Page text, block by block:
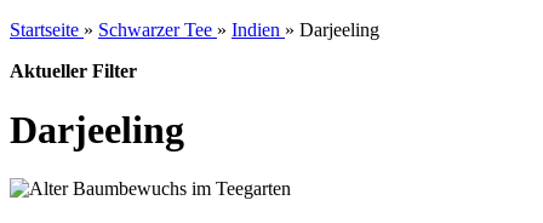
Startseite » Schwarzer Tee » Indien » Darjeeling
Aktueller Filter
Darjeeling